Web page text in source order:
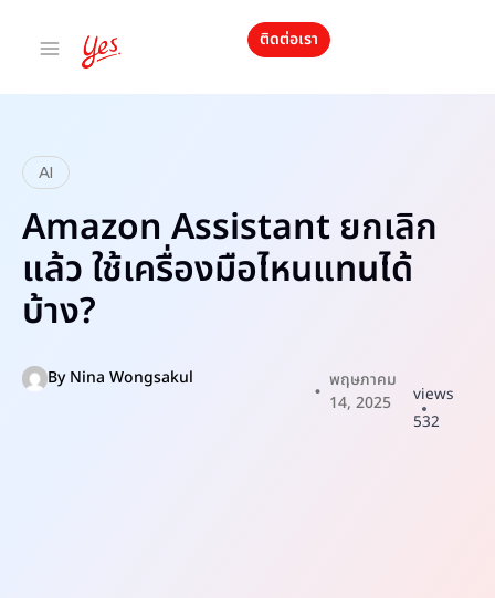
ติดต่อเรา
AI
Amazon Assistant ยกเลิก
แล้ว ใช้เครื่องมือไหนแทนได้
บ้าง?
ByNina Wongsakul
พฤษภาคม
14, 2025
views
532